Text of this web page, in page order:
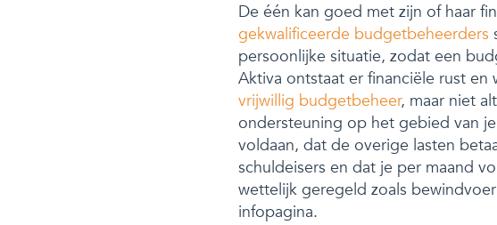
De één kan goed met zijn of haar
gekwalificeerde budgetbeheerders
persoonlijke situatie, zodat een
Aktiva ontstaat er financiële rust
vrijwillig budgetbeheer, maar niet
ondersteuning op het gebied van
voldaan, dat de overige lasten
schuldeisers en dat je per maand
wettelijk geregeld zoals
infopagina.